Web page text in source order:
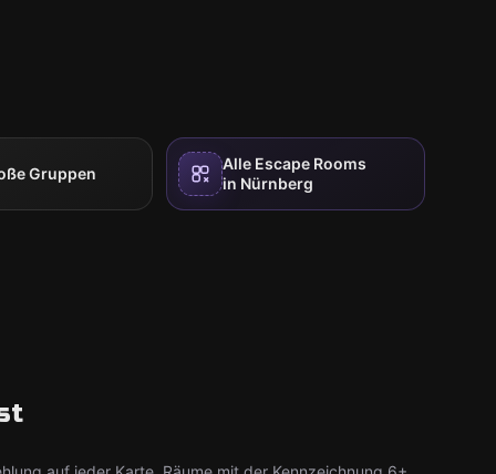
Gruppen
Alle Escape Rooms
in Nürnberg